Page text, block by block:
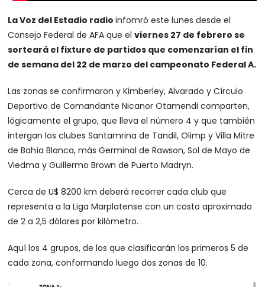
La Voz del Estadio radioinfomró este lunes desde el
Consejo Federal de AFA que elviernes 27 de febrero se
sorteará el fixture de partidos que comenzarían el fin
de semana del 22 de marzo del campeonato Federal A.
Las zonas se confirmaron y Kimberley, Alvarado y Círculo
Deportivo de Comandante Nicanor Otamendi comparten,
lógicamente el grupo, que lleva el número 4 y que también
intergan los clubes Santamrina de Tandil, Olimp y Villa Mitre
de Bahía Blanca, más Germinal de Rawson, Sol de Mayo de
Viedma y Guillermo Brown de Puerto Madryn.
Cerca de U$ 8200 km deberá recorrer cada club que
representa a la Liga Marplatense con un costo aproximado
de 2 a 2,5 dólares por kilómetro.
Aquí los 4 grupos, de los que clasificarán los primeros 5 de
cada zona, conformando luego dos zonas de 10.